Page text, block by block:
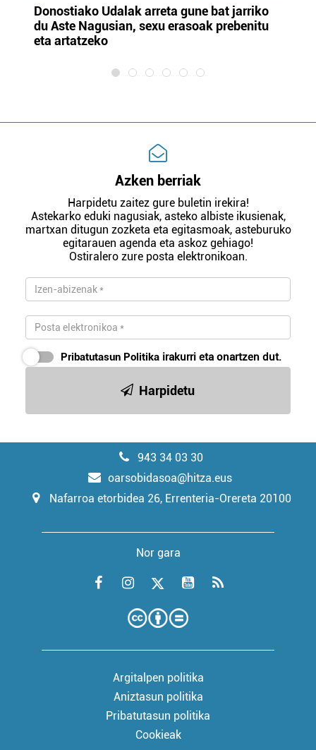
Donostiako Udalak arreta gune bat jarriko
du Aste Nagusian, sexu erasoak prebenitu
eta artatzeko
Azken berriak
Harpidetu zaitez gure buletin irekira!
Astekarko eduki nagusiak, asteko albiste ikusienak,
martxan ditugun zozketa eta egitasmoak, asteburuko
egitarauen agenda eta askoz gehiago!
Ostiralero zure posta elektronikoan.
Pribatutasun Politika irakurri eta onartzen dut.
Harpidetu
943 34 03 30
oarsobidasoa@hitza.eus
Nafarroa etorbidea 26, Errenteria-Orereta 20100
Nor gara
Argitalpen politika
Aniztasun politika
Pribatutasun politika
Cookieak